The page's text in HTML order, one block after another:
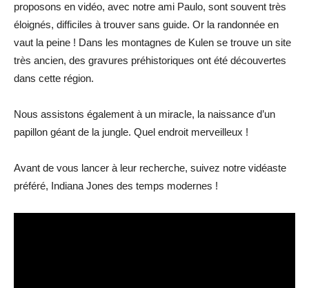
proposons en vidéo, avec notre ami Paulo, sont souvent très
éloignés, difficiles à trouver sans guide. Or la randonnée en
vaut la peine ! Dans les montagnes de Kulen se trouve un site
très ancien, des gravures préhistoriques ont été découvertes
dans cette région.
Nous assistons également à un miracle, la naissance d’un
papillon géant de la jungle. Quel endroit merveilleux !
Avant de vous lancer à leur recherche, suivez notre vidéaste
préféré, Indiana Jones des temps modernes !